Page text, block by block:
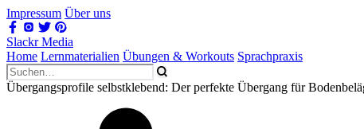
Impressum Über uns
Slackr Media
Home Lernmaterialien Übungen & Workouts Sprachpraxis
Übergangsprofile selbstklebend: Der perfekte Übergang für